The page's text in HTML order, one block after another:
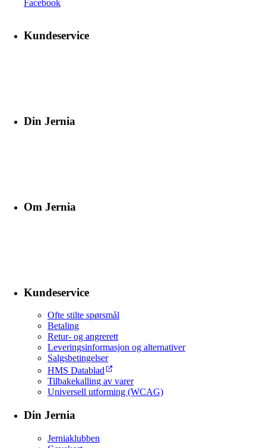
Facebook
Kundeservice
Din Jernia
Om Jernia
Kundeservice
Ofte stilte spørsmål
Betaling
Retur- og angrerett
Leveringsinformasjon og alternativer
Salgsbetingelser
HMS Datablad
Tilbakekalling av varer
Universell utforming (WCAG)
Din Jernia
Jerniaklubben